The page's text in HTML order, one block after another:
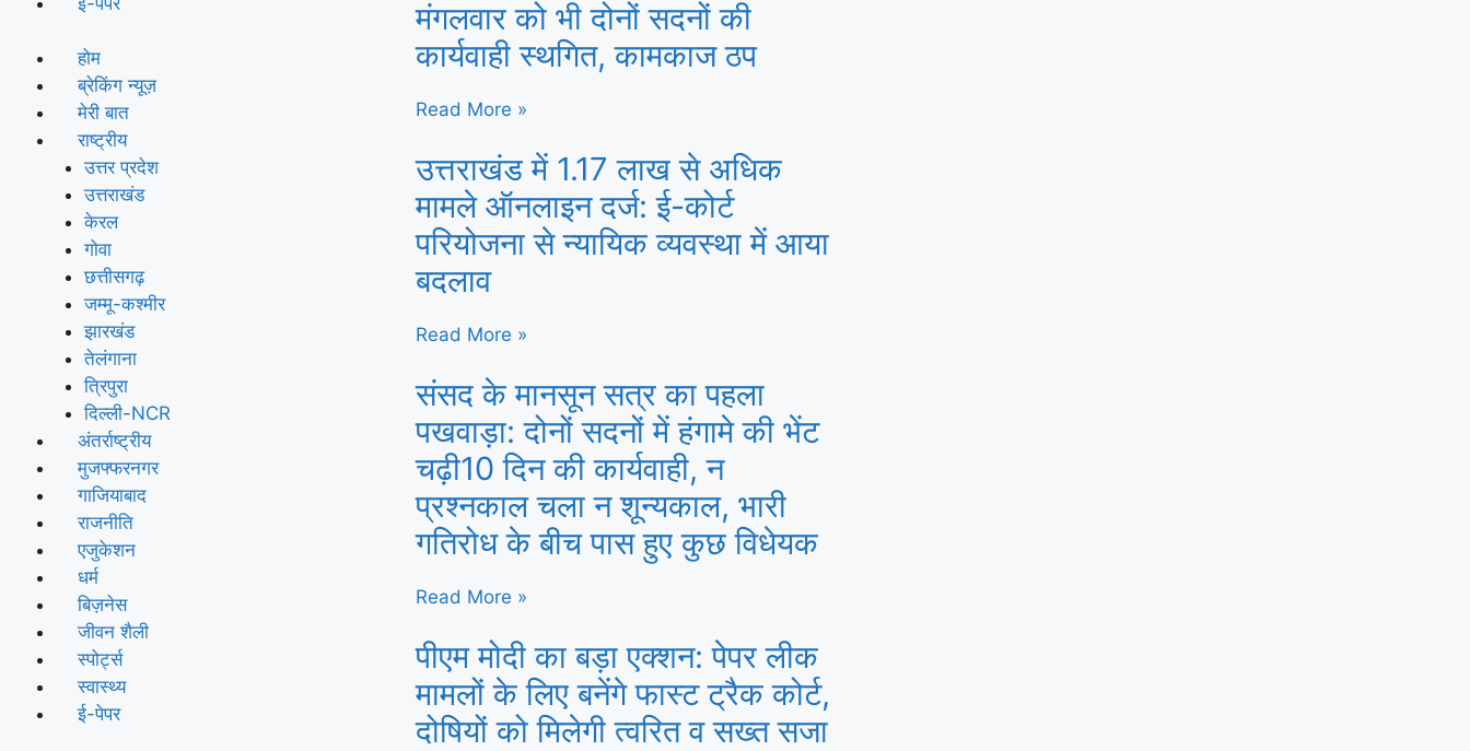
होम
ब्रेकिंग न्यूज़
मेरी बात
राष्ट्रीय
उत्तर प्रदेश
उत्तराखंड
केरल
गोवा
छत्तीसगढ़
जम्मू-कश्मीर
झारखंड
तेलंगाना
त्रिपुरा
दिल्ली-NCR
अंतर्राष्ट्रीय
मुजफ्फरनगर
गाजियाबाद
राजनीति
एजुकेशन
धर्म
बिज़नेस
जीवन शैली
स्पोर्ट्स
स्वास्थ्य
ई-पेपर
मंगलवार को भी दोनों सदनों की
कार्यवाही स्थगित, कामकाज ठप
Read More »
उत्तराखंड में 1.17 लाख से अधिक
मामले ऑनलाइन दर्ज: ई-कोर्ट
परियोजना से न्यायिक व्यवस्था में आया
बदलाव
Read More »
संसद के मानसून सत्र का पहला
पखवाड़ा: दोनों सदनों में हंगामे की भेंट
चढ़ी10 दिन की कार्यवाही, न
प्रश्नकाल चला न शून्यकाल, भारी
गतिरोध के बीच पास हुए कुछ विधेयक
Read More »
पीएम मोदी का बड़ा एक्शन: पेपर लीक
मामलों के लिए बनेंगे फास्ट ट्रैक कोर्ट,
दोषियों को मिलेगी त्वरित व सख्त सजा